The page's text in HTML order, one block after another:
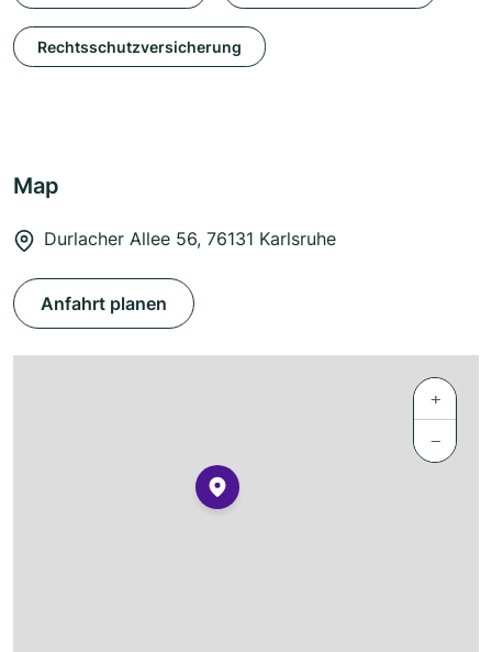
Rechtsschutzversicherung
Map
Durlacher Allee 56, 76131 Karlsruhe
Anfahrt planen
+
−